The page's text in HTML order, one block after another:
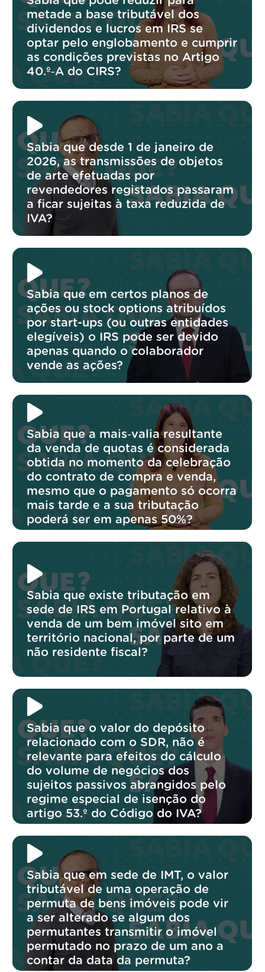
metade a base tributável dos
dividendos e lucros em IRS se
optar pelo englobamento e cumprir
as condições previstas no Artigo
40.º‑A do CIRS?
Sabia que desde 1 de janeiro de
2026, as transmissões de objetos
de arte efetuadas por
revendedores registados passaram
a ficar sujeitas à taxa reduzida de
IVA?
Sabia que em certos planos de
ações ou stock options atribuídos
por start-ups (ou outras entidades
elegíveis) o IRS pode ser devido
apenas quando o colaborador
vende as ações?
Sabia que a mais‑valia resultante
da venda de quotas é considerada
obtida no momento da celebração
do contrato de compra e venda,
mesmo que o pagamento só ocorra
mais tarde e a sua tributação
poderá ser em apenas 50%?
Sabia que existe tributação em
sede de IRS em Portugal relativo à
venda de um bem imóvel sito em
território nacional, por parte de um
não residente fiscal?
Sabia que o valor do depósito
relacionado com o SDR, não é
relevante para efeitos do cálculo
do volume de negócios dos
sujeitos passivos abrangidos pelo
regime especial de isenção do
artigo 53.º do Código do IVA?
Sabia que em sede de IMT, o valor
tributável de uma operação de
permuta de bens imóveis pode vir
a ser alterado se algum dos
permutantes transmitir o imóvel
permutado no prazo de um ano a
contar da data da permuta?